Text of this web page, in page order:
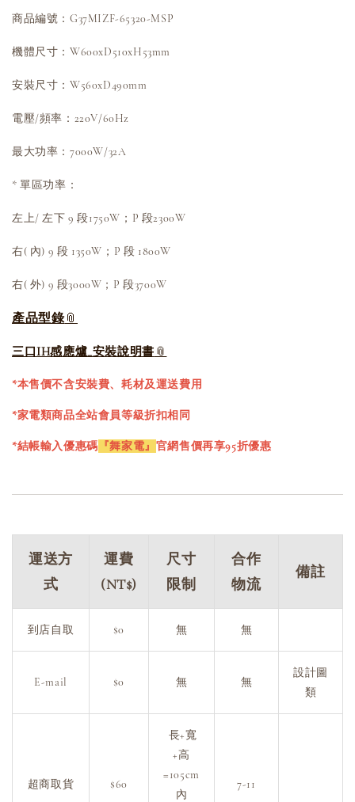
商品編號：G37MIZF-65320-MSP
機體尺寸 ：W600xD510xH53mm
安裝尺寸 ：W560xD490mm
電壓/頻率 ： 220V/60Hz
最大功率 ：7000W/32A
* 單區功率：
左上/ 左下 9 段1750W；P 段2300W
右( 內) 9 段 1350W；P 段 1800W
右( 外) 9 段3000W；P 段3700W
產品型錄
三口IH感應爐_安裝說明書
*本售價不含安裝費、耗材及運送費用
*家電類商品全站會員等級折扣相同
*結帳輸入優惠碼 『舞家電』 官網售價再享95折優惠
運送方
式
運費
(NT$)
尺寸
限制
合作
物流
備註
到店自取 $0 無 無
E-mail $0 無 無
設計圖
類
超商取貨 $60
長+寬
+高
=105cm
內
7-11